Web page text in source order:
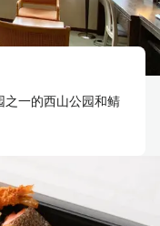
之一的西山公园和鲭